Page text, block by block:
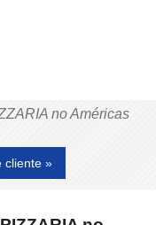
no Américas
cliente »